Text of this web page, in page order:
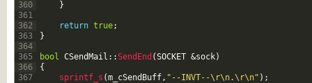
360
361
362
363
364
365
366
367
}
return true;
}
bool CSendMail ::SendEnd (SOCKET &sock)
{
sprintf_s (m_cSendBuff , "--INVT--\r\n.\r\n" ) ;